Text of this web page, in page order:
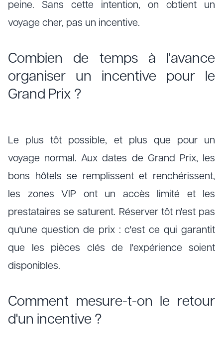
peine. Sans cette intention, on obtient un
voyage cher, pas un incentive.
Combien de temps à l'avance
organiser un incentive pour le
Grand Prix ?
Le plus tôt possible, et plus que pour un
voyage normal. Aux dates de Grand Prix, les
bons hôtels se remplissent et renchérissent,
les zones VIP ont un accès limité et les
prestataires se saturent. Réserver tôt n'est pas
qu'une question de prix : c'est ce qui garantit
que les pièces clés de l'expérience soient
disponibles.
Comment mesure-t-on le retour
d'un incentive ?